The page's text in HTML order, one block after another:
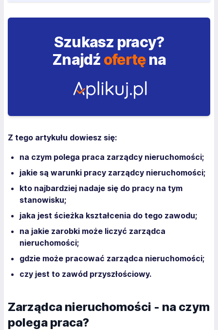
Szukasz pracy?
Znajdź ofertęna
Z tego artykułu dowiesz się:
na czym polega praca zarządcy nieruchomości;
jakie są warunki pracy zarządcy nieruchomości;
kto najbardziej nadaje się do pracy na tym
stanowisku;
jaka jest ścieżka kształcenia do tego zawodu;
na jakie zarobki może liczyć zarządca
nieruchomości;
gdzie może pracować zarządca nieruchomości;
czy jest to zawód przyszłościowy.
Zarządca nieruchomości - na czym
polega praca?